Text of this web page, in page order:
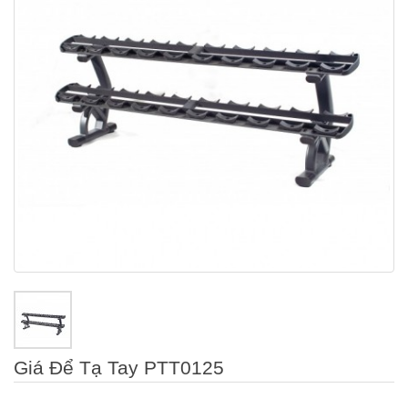
Giá Để Tạ Tay PTT0125